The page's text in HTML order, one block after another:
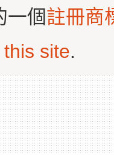
一個註冊商
site.